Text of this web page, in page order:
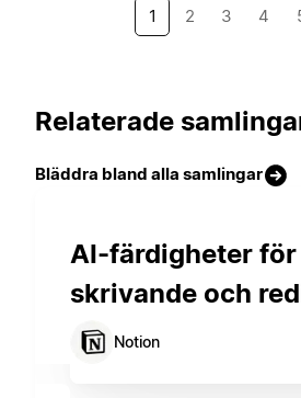
1 2 3 4
Relaterade
Bläddra bland alla samlingar
AI-färdigheter för
skrivande och
Notion